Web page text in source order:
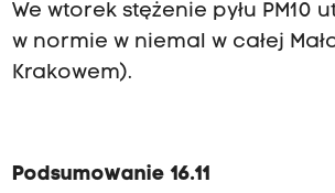
We wtorek stężenie pyłu PM10
w normie w niemal w całej
Krakowem).
Podsumowanie 16.11